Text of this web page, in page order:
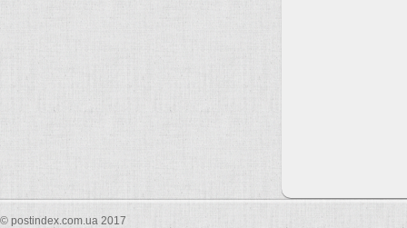
© postindex.com.ua 2017